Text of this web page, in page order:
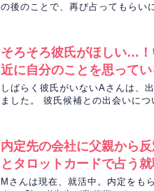
の後のことで、再び占ってもらい
そろそろ彼氏がほしい…
近に自分のことを思ってい
しばらく彼氏がいないAさんは、
ました。 彼氏候補との出会いに
内定先の会社に父親から
とタロットカードで占う
Mさんは現在、就活中。内定をも